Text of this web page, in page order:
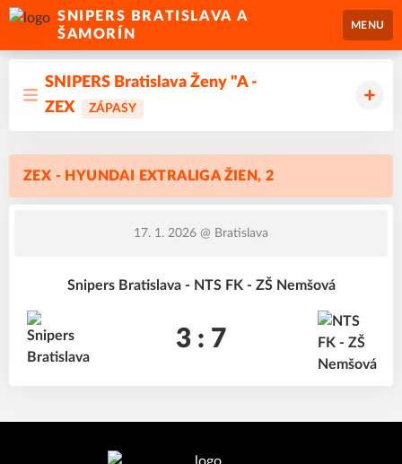
SNIPERS BRATISLAVA A
ŠAMORÍN
MENU
SNIPERS Bratislava Ženy "A -
ZEX
ZÁPASY
ZEX - HYUNDAI EXTRALIGA ŽIEN, 2
17. 1. 2026 @ Bratislava
Snipers Bratislava - NTS FK - ZŠ Nemšová
3 : 7